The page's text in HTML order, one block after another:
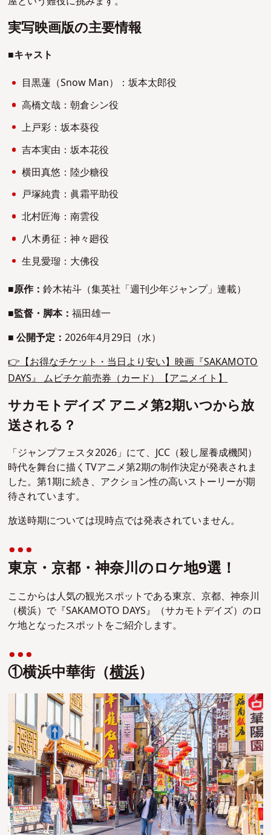
実写映画版の主要情報
■キャスト
目黒蓮（Snow Man）：坂本太郎役
高橋文哉：朝倉シン役
上戸彩：坂本葵役
吉本実由：坂本花役
横田真悠：陸少糖役
戸塚純貴：眞霜平助役
北村匠海：南雲役
八木勇征：神々廻役
生見愛瑠：大佛役
■原作：鈴木祐斗（集英社「週刊少年ジャンプ」連載）
■監督・脚本：福田雄一
■ 公開予定：2026年4月29日（水）
👉【お得なチケット・当日より安い】映画『SAKAMOTO
DAYS』 ムビチケ前売券（カード）【アニメイト】
サカモトデイズ アニメ第2期いつから放
送される？
「ジャンプフェスタ2026」にて、JCC（殺し屋養成機関）
時代を舞台に描くTVアニメ第2期の制作決定が発表されま
した。第1期に続き、アクション性の高いストーリーが期
待されています。
放送時期については現時点では発表されていません。
東京・京都・神奈川のロケ地9選！
ここからは人気の観光スポットである東京、京都、神奈川
（横浜）で『SAKAMOTO DAYS』（サカモトデイズ）のロ
ケ地となったスポットをご紹介します。
①横浜中華街（横浜）